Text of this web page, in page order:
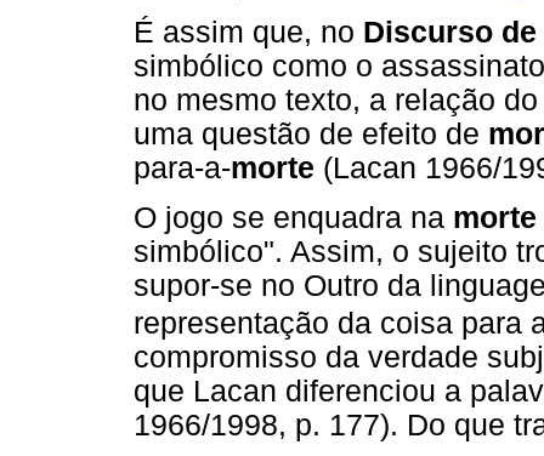
É assim que, no Discurso de
simbólico como o
no mesmo texto, a relação
uma questão de efeito de
para-a-morte (Lacan 1966/
O jogo se enquadra na morte
simbólico". Assim, o sujeito
supor-se no Outro da
representação da coisa para
compromisso da verdade
que Lacan diferenciou a
1966/1998, p. 177). Do que